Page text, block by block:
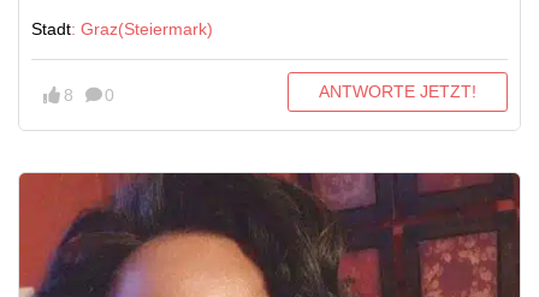
Stadt: Graz(Steiermark)
8 0 ANTWORTE JETZT!